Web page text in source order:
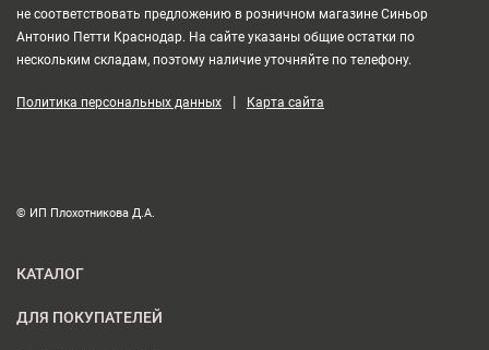
не соответствовать предложению в розничном магазине Синьор
Антонио Петти Краснодар. На сайте указаны общие остатки по
нескольким складам, поэтому наличие уточняйте по телефону.
Политика персональных данных | Карта сайта
© ИП Плохотникова Д.А.
КАТАЛОГ
ДЛЯ ПОКУПАТЕЛЕЙ